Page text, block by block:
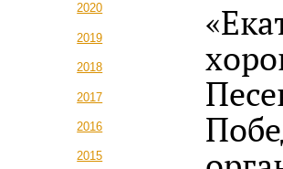
2020
2019
2018
2017
2016
2015